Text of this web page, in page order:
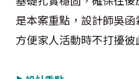
是本案重點，設計師吳
方便家人活動時不打擾